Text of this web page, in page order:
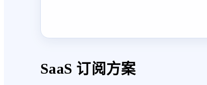
SaaS 订阅方案